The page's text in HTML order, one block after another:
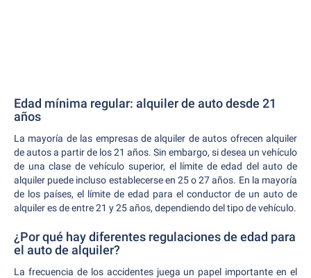
Edad mínima regular: alquiler de auto desde 21
años
La mayoría de las empresas de alquiler de autos ofrecen alquiler
de autos a partir de los 21 años. Sin embargo, si desea un vehículo
de una clase de vehículo superior, el límite de edad del auto de
alquiler puede incluso establecerse en 25 o 27 años. En la mayoría
de los países, el límite de edad para el conductor de un auto de
alquiler es de entre 21 y 25 años, dependiendo del tipo de vehículo.
¿Por qué hay diferentes regulaciones de edad para
el auto de alquiler?
La frecuencia de los accidentes juega un papel importante en el